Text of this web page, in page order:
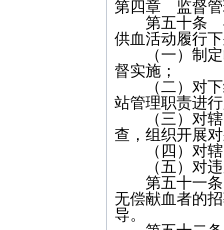
第四章 监督
第五十条 县
供血活动履行
（一）制定
督实施；
（二）对下
站管理职责进
（三）对辖
查，组织开展
（四）对辖
（五）对违
第五十一条
无偿献血者的
导。